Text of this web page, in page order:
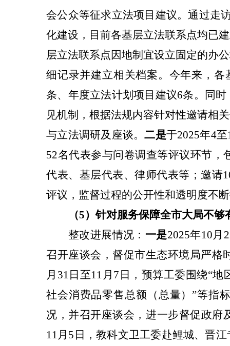
会公众等征求立法项目建议。通过走
化建设，目前各基层立法联系点均已
层立法联系点因地制宜设立固定的办
细记录并建立相关档案。今年来，
条、年度立法计划项目建议6条。同
见机制，根据法规内容针对性邀请相
与立法调研及座谈。二是于2025年4
52名代表参与问卷调查等评议环节
代表、基层代表、律师代表等；邀请
评议，监督过程的公开性和透明度不
（5）针对服务保障全市大局不够
整改进展情况： 一是2025年10月
召开座谈会，督促市生态环境局严格
月31日至11月7日，预算工委围绕“
社会消费品零售总额（总量）”等指
况，并召开座谈会，进一步督促政府
11月5日，教科文卫工委赴鲤城、晋